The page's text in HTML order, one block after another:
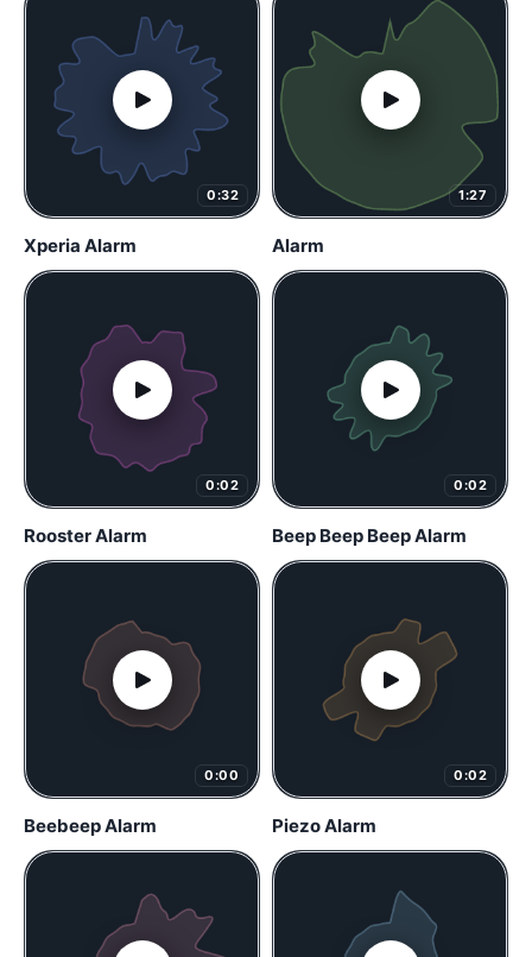
0:32
Xperia Alarm
1:27
Alarm
0:02
Rooster Alarm
0:02
Beep Beep Beep Alarm
0:00
Beebeep Alarm
0:02
Piezo Alarm